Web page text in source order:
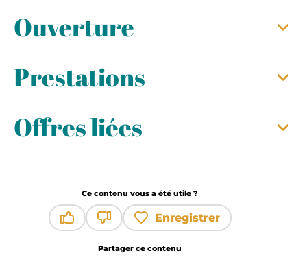
Ouverture
Prestations
Offres liées
Ce contenu vous a été utile ?
Enregistrer
Partager ce contenu